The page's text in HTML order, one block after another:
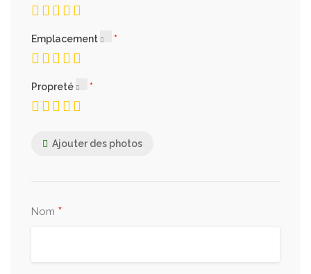
Emplacement
Propreté
Ajouter des photos
Nom *